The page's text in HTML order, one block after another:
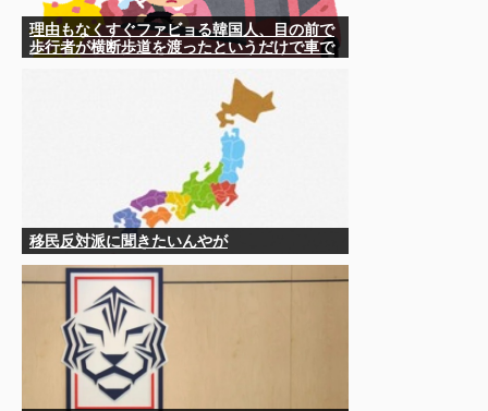
理由もなくすぐファビョる韓国人、目の前で
歩行者が横断歩道を渡ったというだけで車で
移民反対派に聞きたいんやが